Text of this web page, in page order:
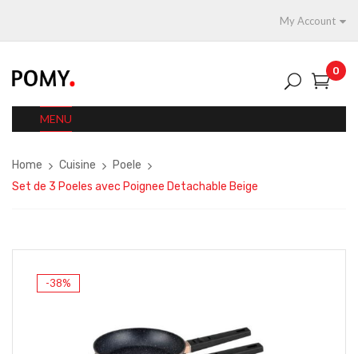
My Account
0
MENU
Home Cuisine
Poele
Set de 3 Poeles avec Poignee Detachable Beige
-38%